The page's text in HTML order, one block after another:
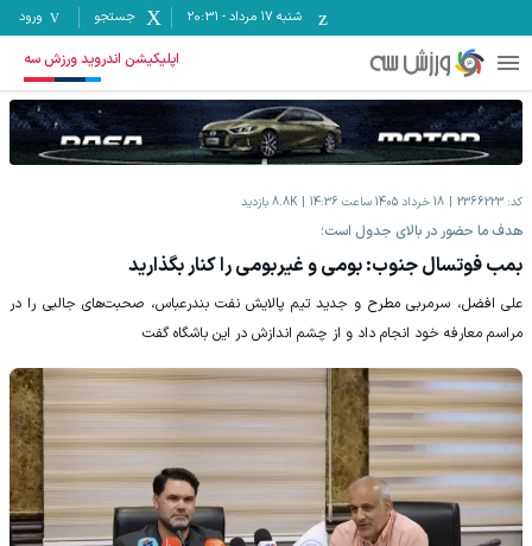
شنبه ۱۷ مرداد -
20:31 جستجو ورود
اپلیکیشن اندروید ورزش سه
کد: 2366223 18 خرداد 1405 ساعت 14:36 8.8K بازدید
هدف ما حضور در بالای جدول است؛
بمب فوتسال جنوب: بومی و غیربومی را کنار بگذارید
علی افضل، سرمربی مطرح و جدید تیم پالایش نفت بندرعباس، صحبت‌های جالبی را در
مراسم معارفه خود انجام داد و از چشم اندازش در این باشگاه گفت